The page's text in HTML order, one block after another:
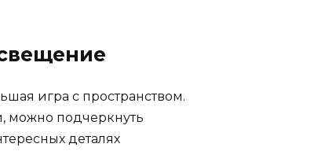
игра с пространством.
можно подчеркнуть
деталях